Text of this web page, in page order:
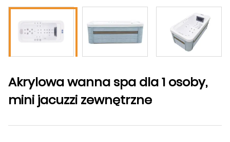
Akrylowa wanna spa dla 1 osoby,
mini jacuzzi zewnętrzne